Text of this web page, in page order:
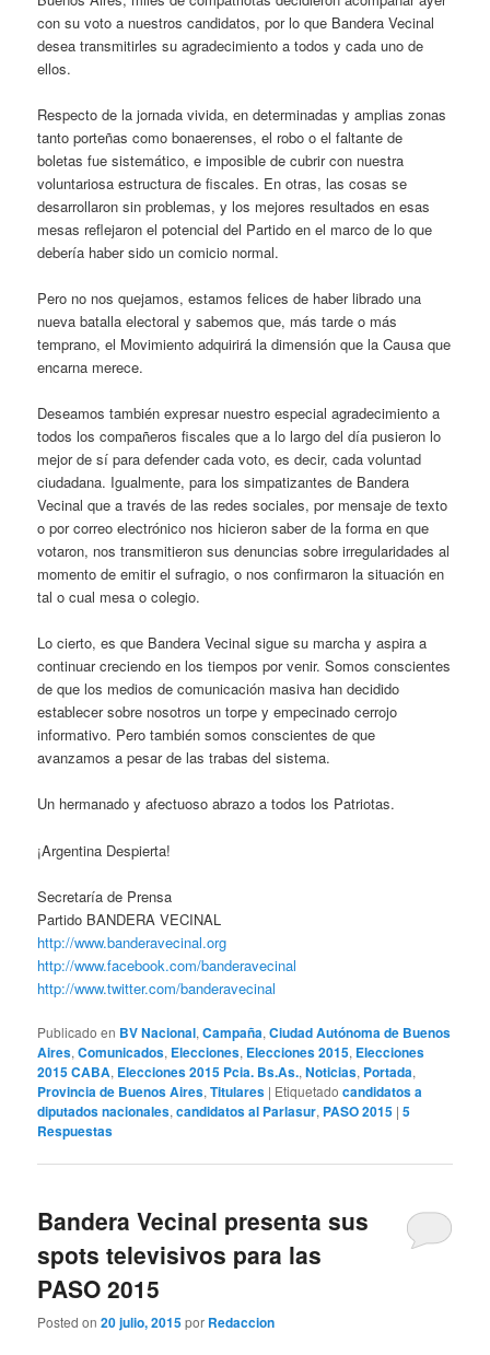
con su voto a nuestros candidatos, por lo que Bandera Vecinal
desea transmitirles su agradecimiento a todos y cada uno de
ellos.
Respecto de la jornada vivida, en determinadas y amplias zonas
tanto porteñas como bonaerenses, el robo o el faltante de
boletas fue sistemático, e imposible de cubrir con nuestra
voluntariosa estructura de fiscales. En otras, las cosas se
desarrollaron sin problemas, y los mejores resultados en esas
mesas reflejaron el potencial del Partido en el marco de lo que
debería haber sido un comicio normal.
Pero no nos quejamos, estamos felices de haber librado una
nueva batalla electoral y sabemos que, más tarde o más
temprano, el Movimiento adquirirá la dimensión que la Causa que
encarna merece.
Deseamos también expresar nuestro especial agradecimiento a
todos los compañeros fiscales que a lo largo del día pusieron lo
mejor de sí para defender cada voto, es decir, cada voluntad
ciudadana. Igualmente, para los simpatizantes de Bandera
Vecinal que a través de las redes sociales, por mensaje de texto
o por correo electrónico nos hicieron saber de la forma en que
votaron, nos transmitieron sus denuncias sobre irregularidades al
momento de emitir el sufragio, o nos confirmaron la situación en
tal o cual mesa o colegio.
Lo cierto, es que Bandera Vecinal sigue su marcha y aspira a
continuar creciendo en los tiempos por venir. Somos conscientes
de que los medios de comunicación masiva han decidido
establecer sobre nosotros un torpe y empecinado cerrojo
informativo. Pero también somos conscientes de que
avanzamos a pesar de las trabas del sistema.
Un hermanado y afectuoso abrazo a todos los Patriotas.
¡Argentina Despierta!
Secretaría de Prensa
Partido BANDERA VECINAL
http://www.banderavecinal.org
http://www.facebook.com/banderavecinal
http://www.twitter.com/banderavecinal
Publicado en BV Nacional,Campaña,Ciudad Autónoma de Buenos
Aires,Comunicados, Elecciones, Elecciones 2015, Elecciones
2015 CABA, Elecciones 2015 Pcia. Bs.As.,Noticias, Portada,
Provincia de Buenos Aires,Titulares | Etiquetado candidatos a
diputados nacionales,candidatos al Parlasur, PASO 2015 |5
Respuestas
Bandera Vecinal presenta sus
spots televisivos para las
PASO 2015
Posted on20 julio, 2015por Redaccion